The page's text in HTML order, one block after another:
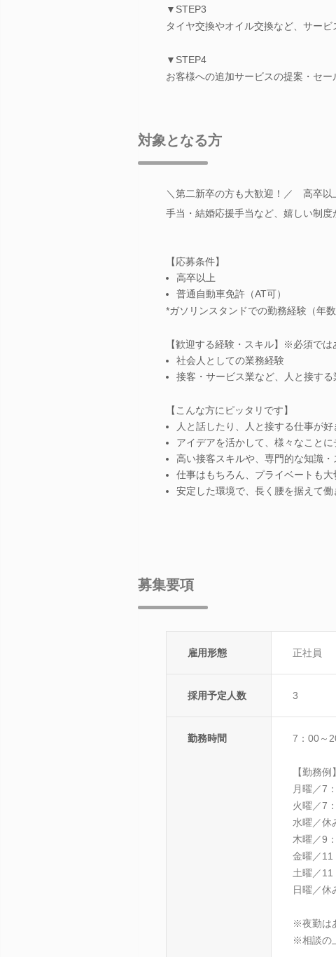
▼STEP3
タイヤ交換やオイル交換など、サー
▼STEP4
お客様への追加サービスの提案・セー
対象となる方
＼第二新卒の方も大歓迎！／ 高卒
手当・結婚応援手当など、嬉しい制度
【応募条件】
高卒以上
普通自動車免許（AT可）
*ガソリンスタンドでの勤務経験（年数
【歓迎する経験・スキル】※必須では
社会人としての業務経験
接客・サービス業など、人と接する
【こんな方にピッタリです】
人と話したり、人と接する仕事が好
アイデアを活かして、様々なこと
高い接客スキルや、専門的な知識
仕事はもちろん、プライベートも大
安定した環境で、長く腰を据えて働
募集要項
雇用形態 正社員
採用予定人数 3
勤務時間 7：00～
【勤務例】
月曜／7
火曜／7
水曜／休
木曜／9
金曜／11
土曜／
日曜／休
※夜勤は
※相談の